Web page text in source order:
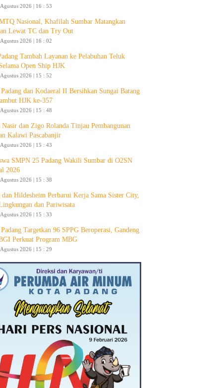
2026 | 16 : 53
Nasional, Khafilah Sumbar Matangkan
Lewat TC dan Try Out
2026 | 16 : 02
Tambah Layanan ke Pelabuhan Teluk
Open Ship HJK
2026 | 15 : 52
dan Kodaeral II Bersihkan Sungai Batang
HJK ke-357
2026 | 15 : 48
Nasir dan Zigo Rolanda Tinjau Pembangunan
Kalawi Pascabanjir
2026 | 15 : 43
SMPN 25 Padang Wakili Sumbar di O2SN
2026
2026 | 15 : 38
dan Hildesheim Perbarui Kerja Sama Sister City,
dan Pariwisata
2026 | 15 : 33
Targetkan 96 SPPG Beroperasi, Gandeng
Perkuat Program MBG
2026 | 15 : 29